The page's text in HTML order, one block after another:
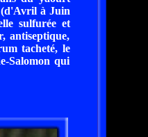
(d'Avril à Juin
sulfurée et
antiseptique,
tacheté, le
Salomon qui